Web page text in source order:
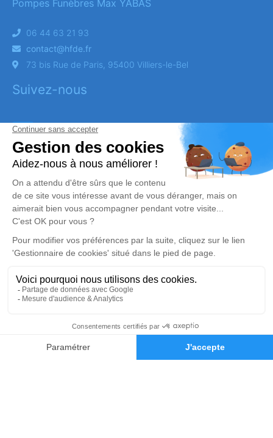
Pompes Funèbres Max YABAS
06 44 63 21 93
contact@hfde.fr
73 bis Rue de Paris, 95400 Villiers-le-Bel
Suivez-nous
Obtenez un devis
DEVIS OBSÈQUES
DEVIS PRÉVOYANCE